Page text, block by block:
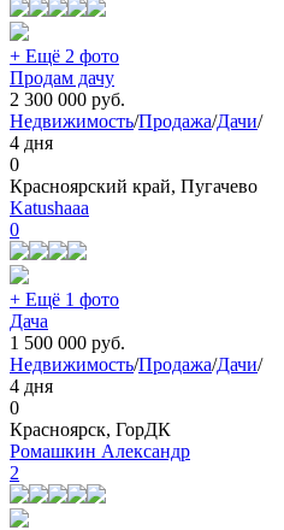
+ Ещё 2 фото
Продам дачу
2 300 000 руб.
Недвижимость/Продажа/Дачи/
4 дня
0
Красноярский край, Пугачево
Katushaaa
0
+ Ещё 1 фото
Дача
1 500 000 руб.
Недвижимость/Продажа/Дачи/
4 дня
0
Красноярск, ГорДК
Ромашкин Александр
2